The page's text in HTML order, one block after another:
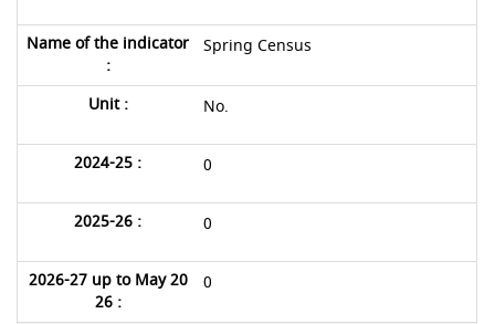
Spring Census
No.
0
0
0